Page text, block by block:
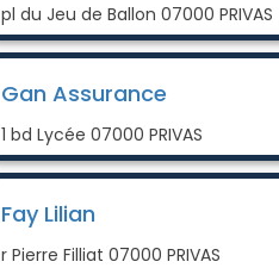
pl du Jeu de Ballon 07000 PRIVAS
Gan Assurance
1 bd Lycée 07000 PRIVAS
Fay Lilian
r Pierre Filliat 07000 PRIVAS